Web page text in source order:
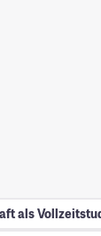
als